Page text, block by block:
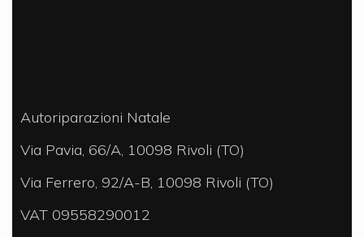
Autoriparazioni Natale
Via Pavia, 66/A, 10098 Rivoli (TO)
Via Ferrero, 92/A-B, 10098 Rivoli (TO)
VAT 09558290012